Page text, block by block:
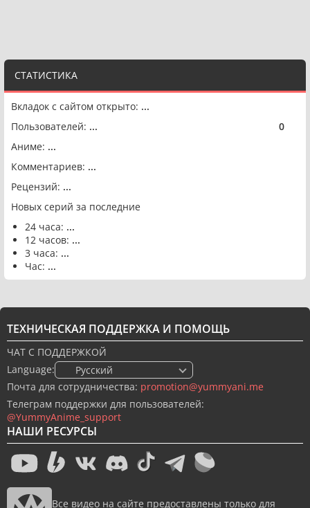
СТАТИСТИКА
Вкладок с сайтом открыто: ...
Пользователей: ... 0
Аниме: ...
Комментариев: ...
Рецензий: ...
Новых серий за последние
24 часа: ...
12 часов: ...
3 часа: ...
Час: ...
НАШИ РЕСУРСЫ
Все видео на сайте предоставлены только для
ТЕХНИЧЕСКАЯ ПОДДЕРЖКА И ПОМОЩЬ
ЧАТ С ПОДДЕРЖКОЙ
Language:
🇷🇺 Русский
Почта для сотрудничества: promotion@yummyani.me
Телеграм поддержки для пользователей:
@YummyAnime_support